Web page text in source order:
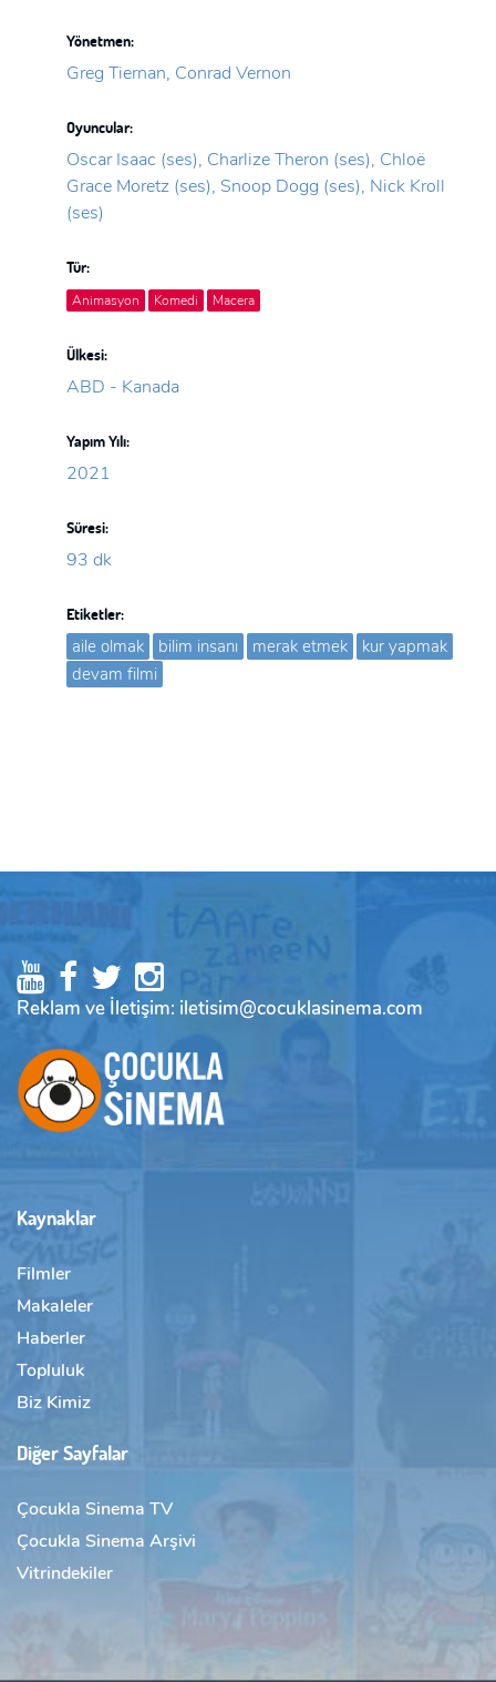
Yönetmen:
Greg Tiernan, Conrad Vernon
Oyuncular:
Oscar Isaac (ses), Charlize Theron (ses), Chloë
Grace Moretz (ses), Snoop Dogg (ses), Nick Kroll
(ses)
Tür:
Animasyon Komedi Macera
Ülkesi:
ABD - Kanada
Yapım Yılı:
2021
Süresi:
93 dk
Etiketler:
aile olmak bilim insanı merak etmek
kur yapmak
devam filmi
Reklam ve İletişim: iletisim@cocuklasinema.com
Kaynaklar
Filmler
Makaleler
Haberler
Topluluk
Biz Kimiz
Diğer Sayfalar
Çocukla Sinema TV
Çocukla Sinema Arşivi
Vitrindekiler